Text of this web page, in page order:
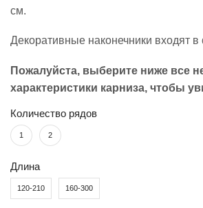
см.
Декоративные наконечники входят в
Пожалуйста, выберите ниже все
характеристики карниза, чтобы
Количество рядов
1 2
Длина
120-210 160-300